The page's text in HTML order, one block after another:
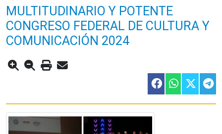
MULTITUDINARIO Y POTENTE
CONGRESO FEDERAL DE CULTURA Y
COMUNICACIÓN 2024